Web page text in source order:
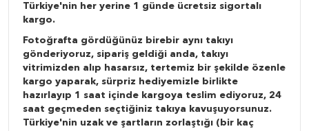
Türkiye'nin her yerine 1 günde ücretsiz sigortalı
kargo.
Fotoğrafta gördüğünüz birebir aynı takıyı
gönderiyoruz, sipariş geldiği anda, takıyı
vitrimizden alıp hasarsız, tertemiz bir şekilde özenle
kargo yaparak, sürpriz hediyemizle birlikte
hazırlayıp 1 saat içinde kargoya teslim ediyoruz, 24
saat geçmeden seçtiğiniz takıya kavuşuyorsunuz.
Türkiye'nin uzak ve şartların zorlaştığı (bir kaç